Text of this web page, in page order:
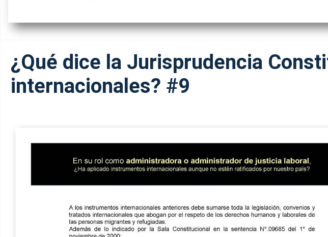
¿Qué dice la Jurisprudencia
internacionales? #9